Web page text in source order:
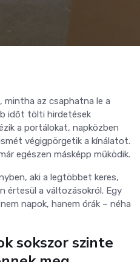
mintha az csaphatna le a
időt tölti hirdetések
a portálokat, napközben
végigpörgetik a kínálatot.
egészen másképp működik.
aki a legtöbbet keres,
értesül a változásokról. Egy
napok, hanem órák – néha
sokszor szinte